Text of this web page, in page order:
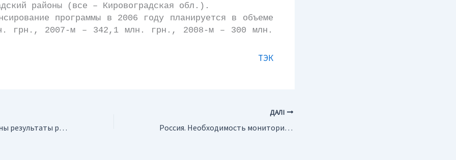
районы (все – Кировоградская обл.).
программы в 2006 году планируется в объеме
грн., 2007-м – 342,1 млн. грн., 2008-м – 300 млн.
ТЭК
США. Опубликованы результаты разведочного бурения на месторождении Pebble
ДАЛІ
Россия. Необходимость мониторинга геоэкологических процессов в Москве